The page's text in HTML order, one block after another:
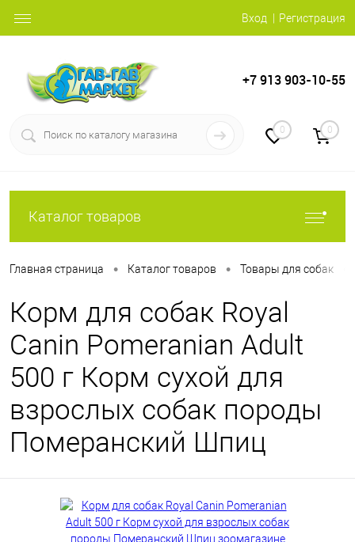
Вход Регистрация
+7 913 903-10-55
0 0
Каталог товаров
Главная страница • Каталог товаров • Товары для собак
Корм для собак Royal
Canin Pomeranian Adult
500 г Корм сухой для
взрослых собак породы
Померанский Шпиц